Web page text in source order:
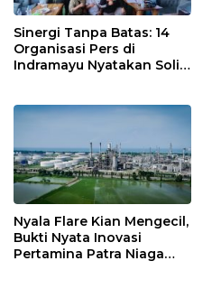
Sinergi Tanpa Batas: 14
Organisasi Pers di
Indramayu Nyatakan Solid
Nyala Flare Kian Mengecil,
Bukti Nyata Inovasi
Pertamina Patra Niaga